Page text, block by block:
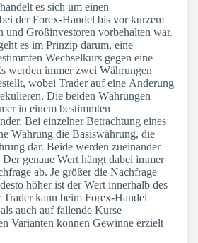
handelt es sich um einen
der Forex-Handel bis vor kurzem
und Großinvestoren vorbehalten war.
es im Prinzip darum, eine
Wechselkurs gegen eine
werden immer zwei Währungen
wobei Trader auf eine Änderung
Die beiden Währungen
in einem bestimmten
Bei einzelner Betrachtung eines
Währung die Basiswährung, die
dar. Beide werden zueinander
genaue Wert hängt dabei immer
ab. Je größer die Nachfrage
höher ist der Wert innerhalb des
Trader kann beim Forex-Handel
auch auf fallende Kurse
Varianten können Gewinne erzielt